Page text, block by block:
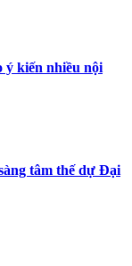
ý kiến nhiều nội
tâm thế dự Đại